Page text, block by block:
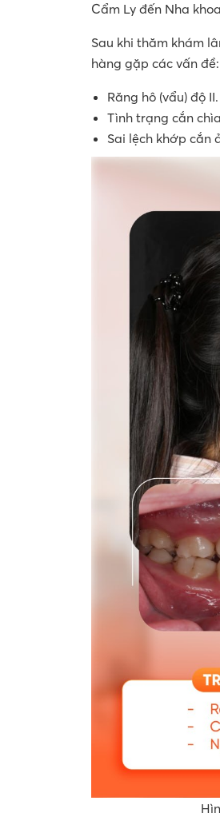
Cẩm Ly đến Nha
Sau khi thăm khám
hàng gặp các vấn đề:
Răng hô (vẩu) độ II.
Tình trạng cắn
Sai lệch khớp cắn